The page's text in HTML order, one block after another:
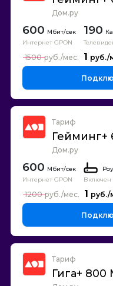
Дом.ру
600
Интернет GPON
190
1
1500
Тариф
Гейминг+
Дом.ру
600
Интернет GPON
Включен
1
1200
Тариф
Гига+ 800